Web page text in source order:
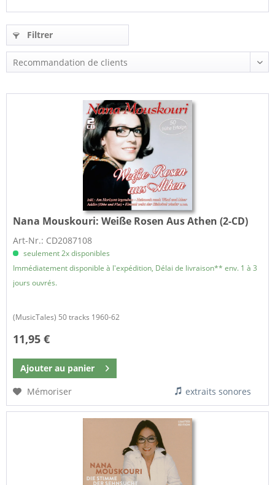
Filtrer
Nana Mouskouri:Weiße Rosen Aus Athen (2-CD)
Art-Nr.: CD2087108
seulement 2x disponibles
Immédiatement disponible à l'expédition, Délai de livraison** env. 1 à 3
jours ouvrés.
(MusicTales) 50 tracks 1960-62
11,95 €
Ajouter au panier
Mémoriser
extraits sonores